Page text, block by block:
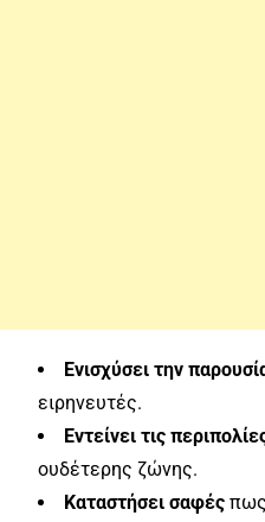
Ενισχύσει την
ειρηνευτές.
Εντείνει τις
ουδέτερης ζώνης.
Καταστήσει σαφές πως